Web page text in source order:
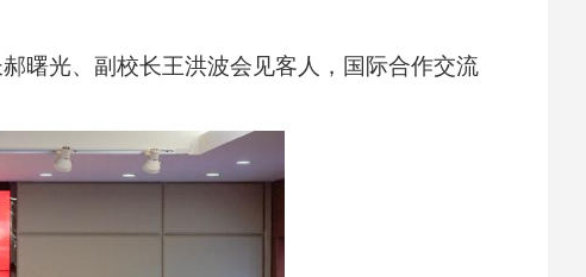
曙光、副校长王洪波会见客人，国际合作交流